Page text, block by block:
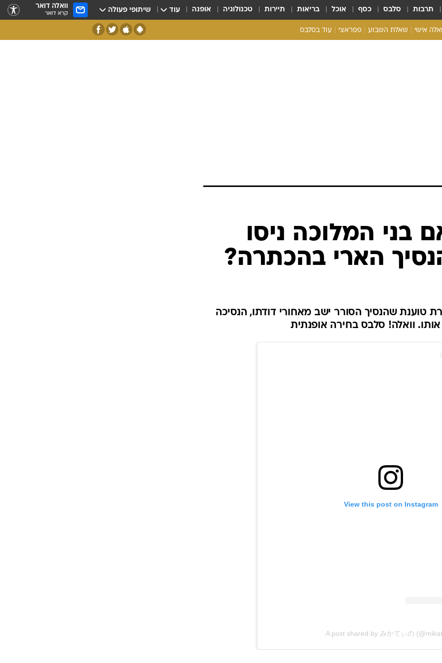
תרבות סלבס כסף אוכל בריאות תיירות טכנולוגיה אופנה עוד שיתופי פעולה וואלה דואר
קרא דואר
אישי שאלת השבוע פפראצי עוד בסלבס
בני המלוכה ניסו
הארי בהכתרה?
טוענת שהנסיך הסורר ישב מאחורי דודתו, הנסיכה
וואלה! סלבס בחירה אופנתית
View this post on Instagram
A post shared by みかてぃの